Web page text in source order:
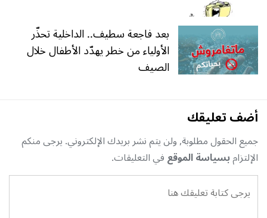
بعد فاجعة سطيف.. الداخلية تحذّر
الأولياء من خطر يهدّد الأطفال خلال
الصيف
أضف تعليقك
جميع الحقول مطلوبة, ولن يتم نشر بريدك الإلكتروني. يرجى منكم
الإلتزامبسياسة الموقعفي التعليقات.